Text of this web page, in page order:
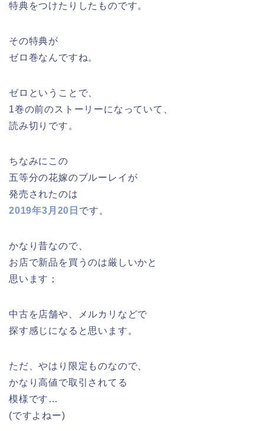
特典をつけたりしたものです。
その特典が
ゼロ巻なんですね。
ゼロということで、
1巻の前のストーリーになっていて、
読み切りです。
ちなみにこの
五等分の花嫁のブルーレイが
発売されたのは
2019年3月20日 です。
かなり昔なので、
お店で新品を買うのは厳しいかと
思います；
中古を店舗や、メルカリなどで
探す感じになると思います。
ただ、やはり限定ものなので、
かなり高値で取引されてる
模様です…
(ですよねー)